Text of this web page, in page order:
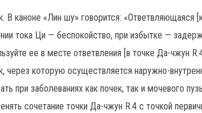
каноне «Лин шу» говорится: «Ответвляющаяся
тока Ци — беспокойство, при избытке —
ее в месте ответвления [в точке Да-чжун
которую осуществляется наружно-
при заболеваниях как почек, так и мочевого
сочетание точки Да-чжун R.4 с точкой